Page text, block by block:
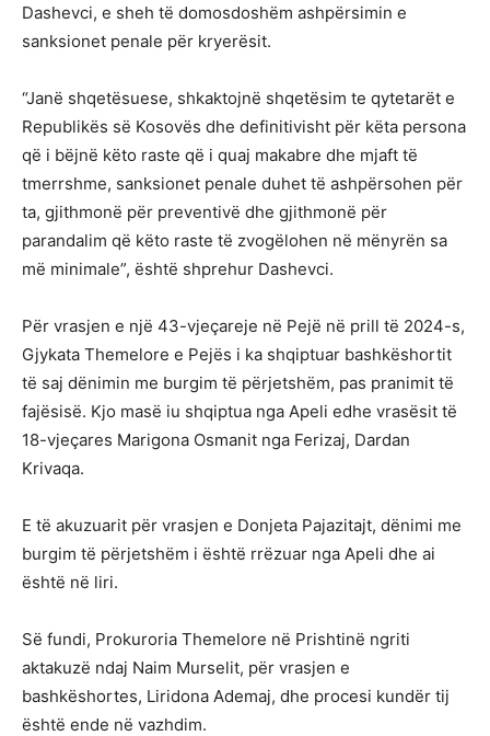
Dashevci, e sheh të domosdoshëm ashpërsimin e
sanksionet penale për kryerësit.
“Janë shqetësuese, shkaktojnë shqetësim te qytetarët e
Republikës së Kosovës dhe definitivisht për këta persona
që i bëjnë këto raste që i quaj makabre dhe mjaft të
tmerrshme, sanksionet penale duhet të ashpërsohen për
ta, gjithmonë për preventivë dhe gjithmonë për
parandalim që këto raste të zvogëlohen në mënyrën sa
më minimale”, është shprehur Dashevci.
Për vrasjen e një 43-vjeçareje në Pejë në prill të 2024-s,
Gjykata Themelore e Pejës i ka shqiptuar bashkëshortit
të saj dënimin me burgim të përjetshëm, pas pranimit të
fajësisë. Kjo masë iu shqiptua nga Apeli edhe vrasësit të
18-vjeçares Marigona Osmanit nga Ferizaj, Dardan
Krivaqa.
E të akuzuarit për vrasjen e Donjeta Pajazitajt, dënimi me
burgim të përjetshëm i është rrëzuar nga Apeli dhe ai
është në liri.
Së fundi, Prokuroria Themelore në Prishtinë ngriti
aktakuzë ndaj Naim Murselit, për vrasjen e
bashkëshortes, Liridona Ademaj, dhe procesi kundër tij
është ende në vazhdim.